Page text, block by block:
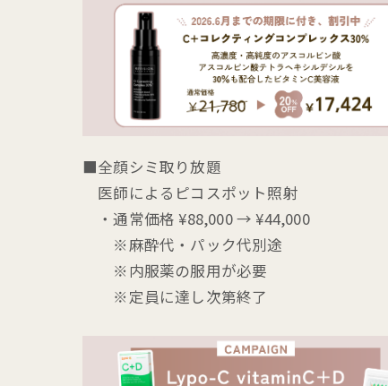
■全顔シミ取り放題
医師によるピコスポット照射
・通常価格 ¥88,000 → ¥44,000
※麻酔代・パック代別途
※内服薬の服用が必要
※定員に達し次第終了